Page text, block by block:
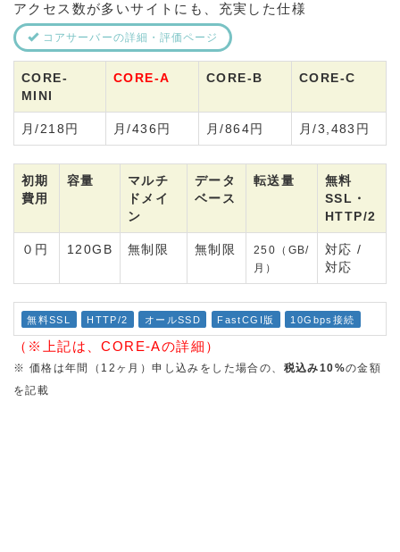
アクセス数が多いサイトにも、充実した仕様
コアサーバーの詳細・評価ページ
CORE-
MINI
CORE-A CORE-B CORE-C
月/218円 月/436円 月/864円 月/3,483円
初期
費用
容量
マルチ
ドメイ
ン
データ
ベース
転送量
無料
SSL・
HTTP/2
０円 120GB 無制限 無制限
250（GB/
月）
対応 /
対応
無料SSL HTTP/2 オールSSD FastCGI版 10Gbps接続
（※上記は、CORE-Aの詳細）
※ 価格は年間（12ヶ月）申し込みをした場合の、 税込み10%の金額
を記載